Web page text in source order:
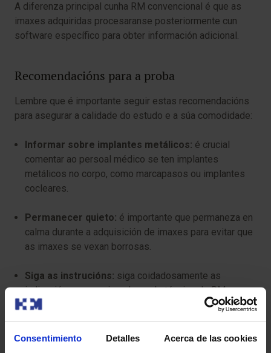
Consentimiento Detalles Acerca de las cookies
A diferenza principal cunha RM convencional é que as
imaxes adquiridas procesaranse posteriormente cun
software específico para obter información adicional.
Recomendacións para a proba
Lembre que é importante seguir estas recomendacións
para asegurar a calidade do estudo e a súa comodidade:
Informar sobre implantes metálicos: é crucial
comentar ao persoal médico se ten implantes
metálicos no corpo, como marcapasos ou implantes
cocleares.
Permanecer quieto: é importante que permaneza en
calma durante a adquisición de imaxes para evitar que
as imaxes se vexan borrosas.
Siga as instrucións: siga coidadosamente as
indicacións proporcionadas polo técnico de RM.
Ten algún risco?